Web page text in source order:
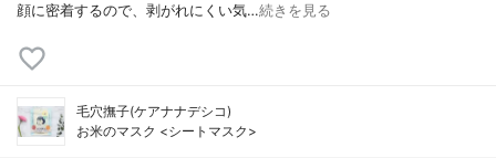
顔に密着するので、剥がれにくい気…続きを見る
毛穴撫子(ケアナナデシコ)
お米のマスク <シートマスク>